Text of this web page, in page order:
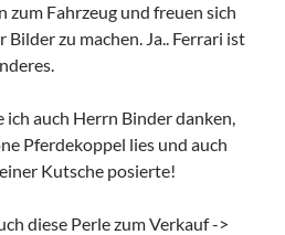
zum Fahrzeug und freuen sich
zu machen. Ja.. Ferrari ist
ich auch Herrn Binder danken,
Pferdekoppel lies und auch
Kutsche posierte!
diese Perle zum Verkauf ->